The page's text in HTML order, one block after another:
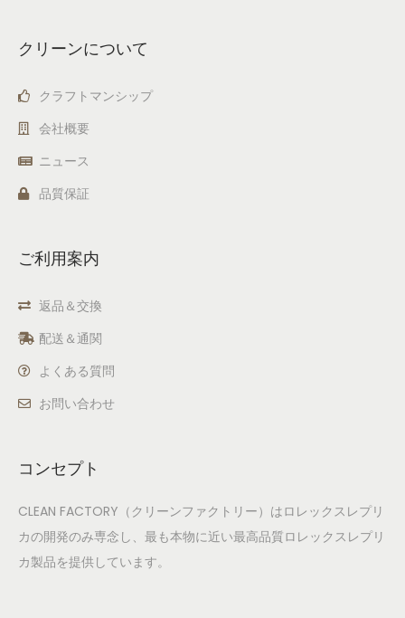
クリーンについて
クラフトマンシップ
会社概要
ニュース
品質保証
ご利用案内
返品＆交換
配送＆通関
よくある質問
お問い合わせ
コンセプト
CLEAN FACTORY（クリーンファクトリー）はロレックスレプリ
カの開発のみ専念し、最も本物に近い最高品質ロレックスレプリ
カ製品を提供しています。